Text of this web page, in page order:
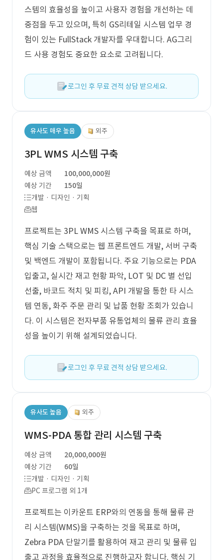
스템의 효율성을 높이고 사용자 경험을 개선하는 데
중점을 두고 있으며, 특히 GS리테일 시스템 업무 경
험이 있는 FullStack 개발자를 우대합니다. AG그리
드 사용 경험도 중요한 요소로 고려됩니다.
로그인 후 무료 견적 상담 받으세요.
유사도 매우 높음 외주
3PL WMS 시스템 구축
예상 금액
100,000,000원
예상 기간
150일
개발 · 디자인 · 기획
웹
프로젝트는 3PL WMS 시스템 구축을 목표로 하며,
핵심 기술 스택으로는 웹 프론트엔드 개발, 서버 구축
및 백엔드 개발이 포함됩니다. 주요 기능으로는 PDA
입출고, 실시간 재고 현황 파악, LOT 및 DC 별 선입
선출, 바코드 적치 및 피킹, API 개발을 통한 타 시스
템 연동, 화주 주문 관리 및 납품 현황 조회가 있습니
다. 이 시스템은 전자부품 유통업체의 물류 관리 효율
성을 높이기 위해 설계되었습니다.
로그인 후 무료 견적 상담 받으세요.
유사도 높음 외주
WMS-PDA 통합 관리 시스템 구축
예상 금액
20,000,000원
예상 기간
60일
개발 · 디자인 · 기획
PC 프로그램 외 1개
프로젝트는 이카운트 ERP와의 연동을 통해 물류 관
리 시스템(WMS)을 구축하는 것을 목표로 하며,
Zebra PDA 단말기를 활용하여 재고 관리 및 물류 입
출고 과정을 효율적으로 진행하고자 합니다. 핵심 기